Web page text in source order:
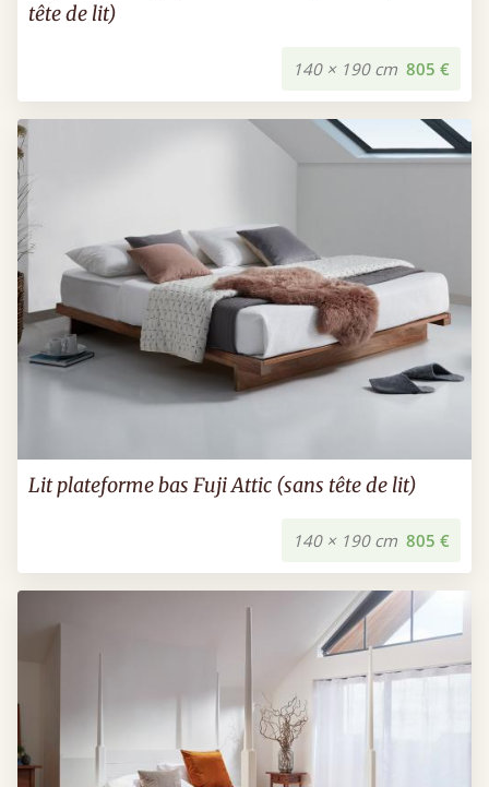
tête de lit)
140 × 190 cm 805 €
Lit plateforme bas Fuji Attic (sans tête de lit)
140 × 190 cm 805 €